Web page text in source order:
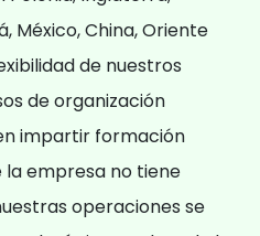
México, China, Oriente
de nuestros
de organización
impartir formación
la empresa no tiene
operaciones se